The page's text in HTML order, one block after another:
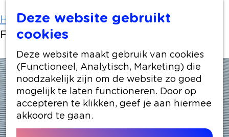
Deze website gebruikt
cookies
Deze website maakt gebruik van cookies
(Functioneel, Analytisch, Marketing) die
noodzakelijk zijn om de website zo goed
mogelijk te laten functioneren. Door op
accepteren te klikken, geef je aan hiermee
akkoord te gaan.
Home
Locaties winkelen
Fitnessclub Jawi - Padel